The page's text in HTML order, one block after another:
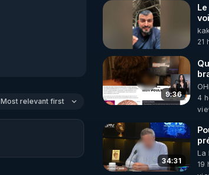
Most relevant first
21
9:36
4
34:31
un
La
19